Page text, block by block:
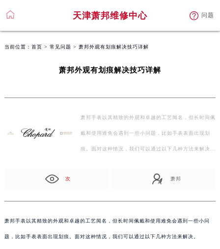
天津萧邦维修中心 问题
当前位置： 首页 > 常见问题 > 萧邦外观有划痕解决技巧详解
萧邦外观有划痕解决技巧详解
萧邦手表以其精致的外观和卓越的工艺闻名，但长时间佩
戴和使用难免会遇到一些小问题，比如手表表面出现划
痕。面对这种情况，我们可以通过以下几种方法来解决。
次 萧邦
萧邦手表以其精致的外观和卓越的工艺闻名，但长时间佩戴和使用难免会遇到一些小问
题，比如手表表面出现划痕。面对这种情况，我们可以通过以下几种方法来解决。